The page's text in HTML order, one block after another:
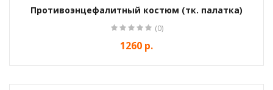
Противоэнцефалитный костюм (тк. палатка)
(0)
1260 р.